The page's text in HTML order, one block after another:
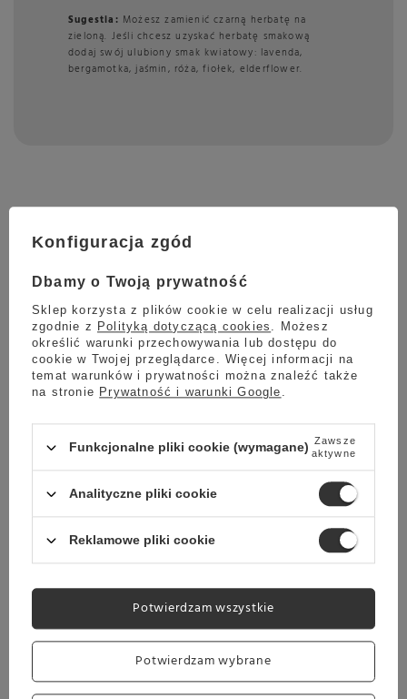
Sugestia: Możesz zamienić czarną herbatę na
zieloną. Jeśli chcesz uzyskać herbatę smakową
dodaj swój ulubiony smak kwiatowy: lavenda,
bergamotka, jaśmin, róża, fiołek, elderflower.
Parametry
Opakowanie:
Szklana
butelka
Pojemność:
700 ml
Pasujące pompki
Marka
MONIN
Konfiguracja zgód
Dbamy o Twoją prywatność
Sklep korzysta z plików cookie w celu realizacji usług
zgodnie z Polityką dotyczącą cookies . Możesz
określić warunki przechowywania lub dostępu do
cookie w Twojej przeglądarce. Więcej informacji na
temat warunków i prywatności można znaleźć także
na stronie Prywatność i warunki Google .
Funkcjonalne pliki cookie (wymagane) Zawsze
aktywne
Analityczne pliki cookie
Reklamowe pliki cookie
Potwierdzam wybrane
Potwierdzam wszystkie